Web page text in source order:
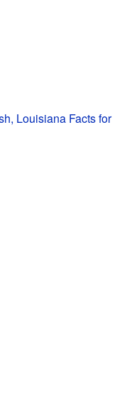
Louisiana Facts for